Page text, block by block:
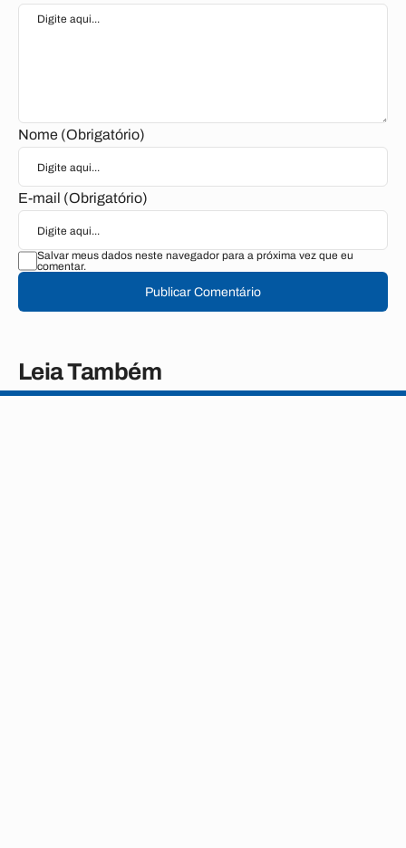
Nome (Obrigatório)
E-mail (Obrigatório)
Salvar meus dados neste navegador para a próxima vez que eu
comentar.
Publicar Comentário
Leia Também